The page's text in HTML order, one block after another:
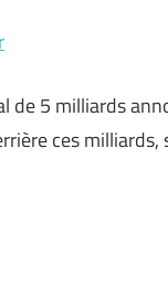
de 5 milliards
ces